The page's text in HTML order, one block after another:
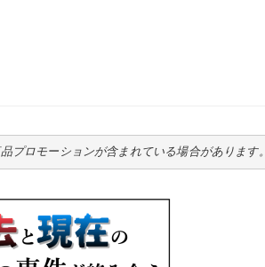
プロモーションが含まれている場合があります。